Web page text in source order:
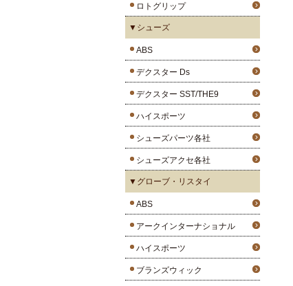
ロトグリップ
▼シューズ
ABS
デクスター Ds
デクスター SST/THE9
ハイスポーツ
シューズパーツ各社
シューズアクセ各社
▼グローブ・リスタイ
ABS
アークインターナショナル
ハイスポーツ
ブランズウィック